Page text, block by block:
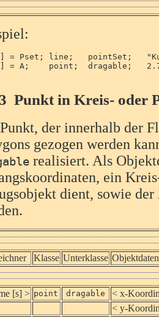
= Pset; line;   pointSet;
= A;    point;  dragable;
Punkt in Kreis- oder
der innerhalb der
gezogen werden
realisiert. Als
ein
dient, sowie
Klasse Unterklasse Objektdaten
[s] > point dragable
< x-
< y-